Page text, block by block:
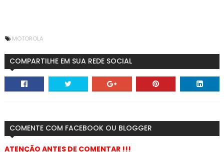
MOTOROLA
COMPARTILHE EM SUA REDE SOCIAL
COMENTE COM FACEBOOK OU BLOGGER
ATENÇÃO ANTES DE COMENTAR !!!